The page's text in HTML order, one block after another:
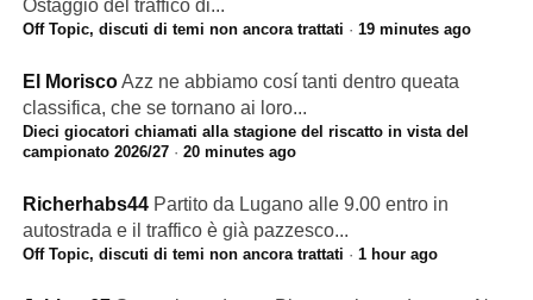
Ostaggio del traffico di...
Off Topic, discuti di temi non ancora trattati · 19 minutes ago
El MoriscoAzz ne abbiamo cosí tanti dentro queata
classifica, che se tornano ai loro...
Dieci giocatori chiamati alla stagione del riscatto in vista del
campionato 2026/27· 20 minutes ago
Richerhabs44 Partito da Lugano alle 9.00 entro in
autostrada e il traffico è già pazzesco...
Off Topic, discuti di temi non ancora trattati · 1 hour ago